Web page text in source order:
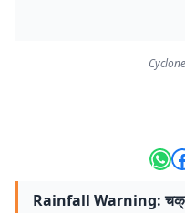
Rainfall Warning: